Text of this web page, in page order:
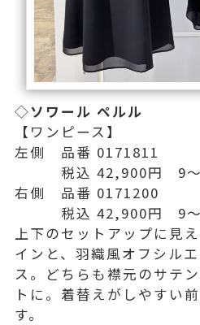
◇ソワール ペルル
【ワンピース】
左側 品番 0171811
税込 42,900円 9〜
右側 品番 0171200
税込 42,900円 9〜
上下のセットアップに見
インと、羽織風オフシル
ス。どちらも襟元のサテ
トに。着替えがしやすい
す。